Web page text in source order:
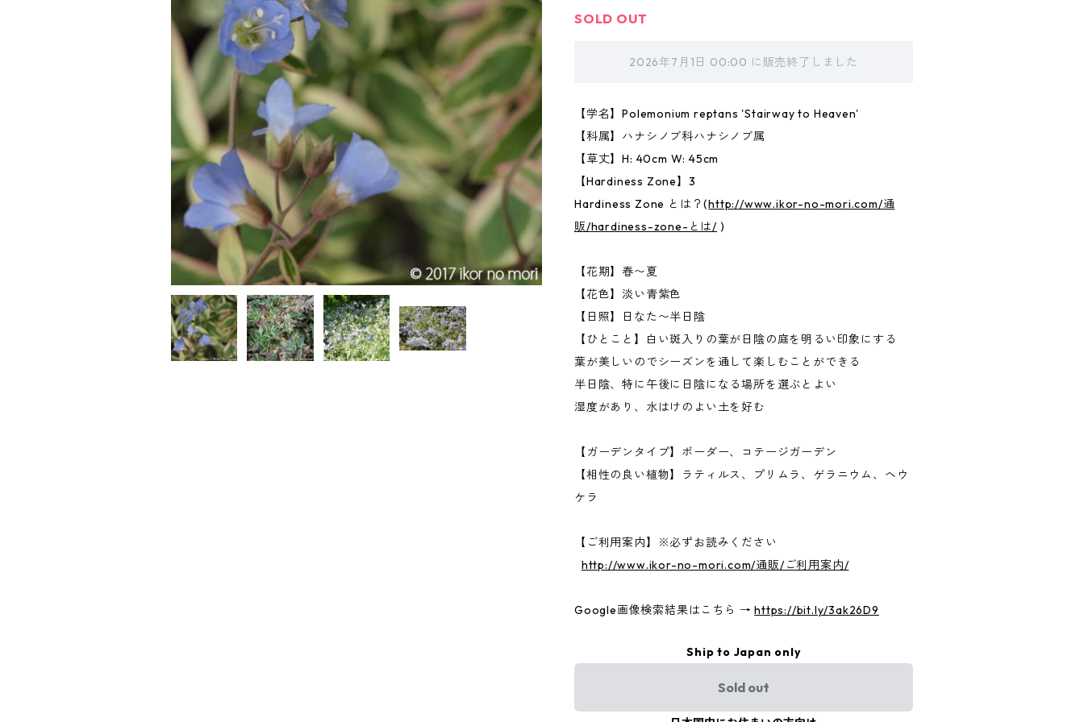
SOLD OUT
2026年7月1日 00:00 に販売終了しました
【学名】Polemonium reptans 'Stairway to Heaven'
【科属】ハナシノブ科ハナシノブ属
【草丈】H: 40cm W: 45cm
【Hardiness Zone】3
Hardiness Zone とは？(http://www.ikor-no-mori.com/通
販/hardiness-zone-とは/ )
【花期】春〜夏
【花色】淡い青紫色
【日照】日なた〜半日陰
【ひとこと】白い斑入りの葉が日陰の庭を明るい印象にする
葉が美しいのでシーズンを通して楽しむことができる
半日陰、特に午後に日陰になる場所を選ぶとよい
湿度があり、水はけのよい土を好む
【ガーデンタイプ】ボーダー、コテージガーデン
【相性の良い植物】ラティルス、プリムラ、ゲラニウム、ヘウ
ケラ
【ご利用案内】※必ずお読みください
http://www.ikor-no-mori.com/通販/ご利用案内/
Google画像検索結果はこちら →https://bit.ly/3ak26D9
Ship to Japan only
Sold out